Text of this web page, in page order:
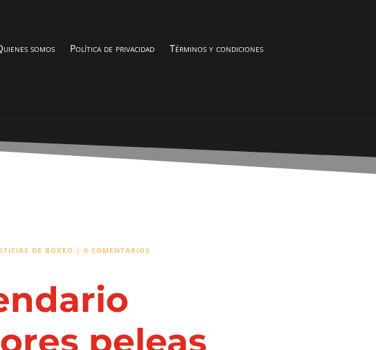
somos Política de privacidad Términos y condiciones
DE BOXEO | 0 COMENTARIOS
peleas